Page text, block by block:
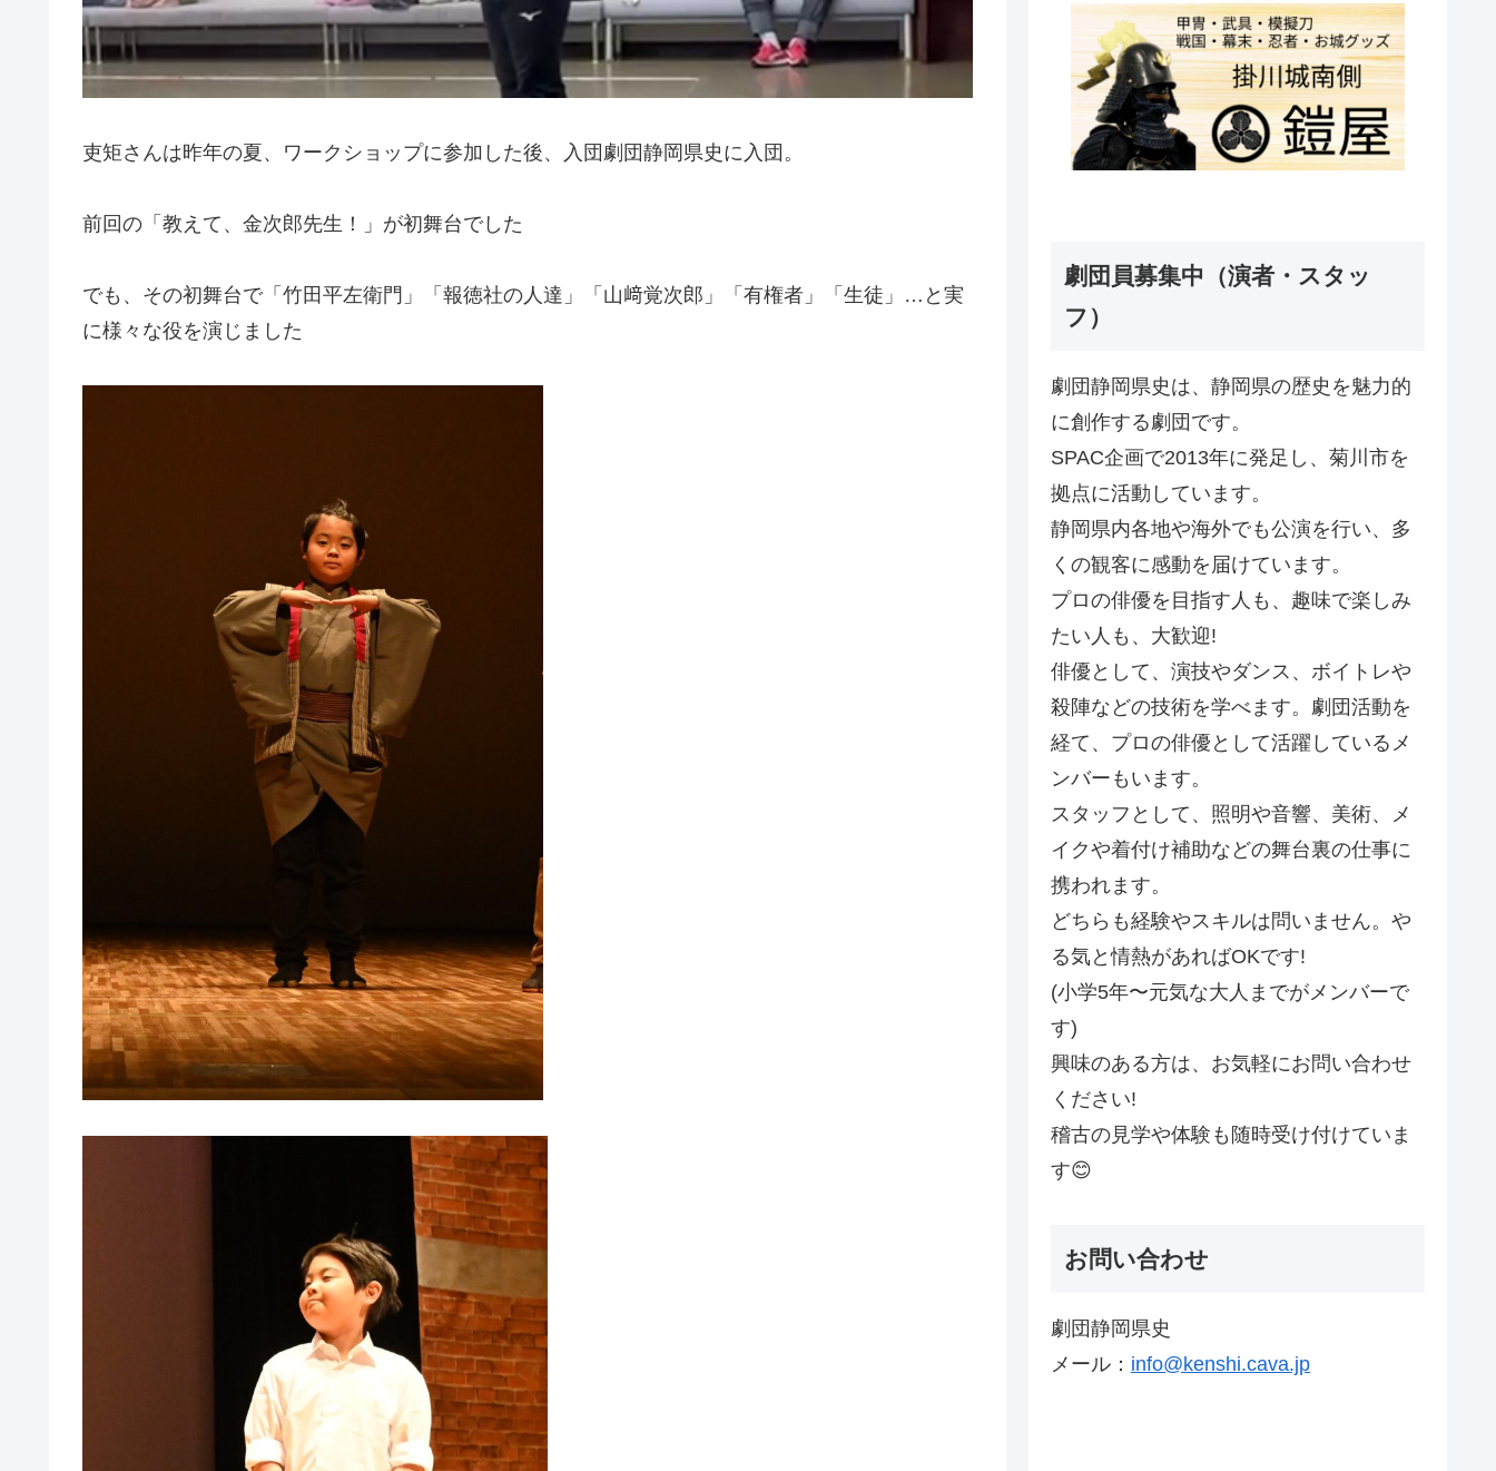
吏矩さんは昨年の夏、ワークショップに参加した後、入団劇団静岡県史に入団。
前回の「教えて、金次郎先生！」が初舞台でした
でも、その初舞台で「竹田平左衛門」「報徳社の人達」「山﨑覚次郎」「有権者」「生徒」…と実
に様々な役を演じました
劇団員募集中（演者・スタッ
フ）
劇団静岡県史は、静岡県の歴史を魅力的
に創作する劇団です。
SPAC企画で2013年に発足し、菊川市を
拠点に活動しています。
静岡県内各地や海外でも公演を行い、多
くの観客に感動を届けています。
プロの俳優を目指す人も、趣味で楽しみ
たい人も、大歓迎!
俳優として、演技やダンス、ボイトレや
殺陣などの技術を学べます。劇団活動を
経て、プロの俳優として活躍しているメ
ンバーもいます。
スタッフとして、照明や音響、美術、メ
イクや着付け補助などの舞台裏の仕事に
携われます。
どちらも経験やスキルは問いません。や
る気と情熱があればOKです!
(小学5年〜元気な大人までがメンバーで
す)
興味のある方は、お気軽にお問い合わせ
ください!
稽古の見学や体験も随時受け付けていま
す😊
お問い合わせ
劇団静岡県史
メール： info@kenshi.cava.jp